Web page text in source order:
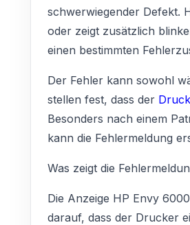
schwerwiegender Defekt.
oder zeigt zusätzlich
einen bestimmten
Der Fehler kann sowohl
stellen fest, dass der
Besonders nach einem
kann die Fehlermeldung
Was zeigt die
Die Anzeige HP Envy
darauf, dass der Drucker